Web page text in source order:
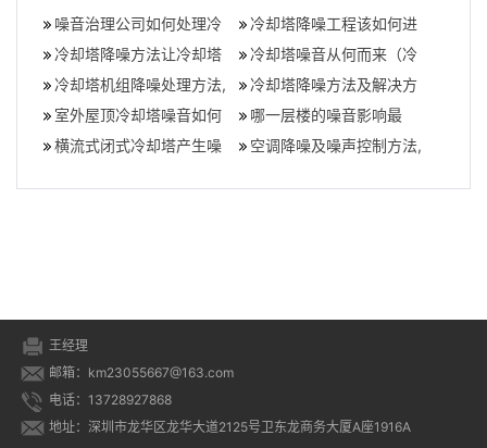
噪音治理公司如何处理冷
却塔噪音大（冷却塔噪音
治理小窍门）,噪
冷却塔降噪工程该如何进
行？,冷却塔怎么降噪
冷却塔降噪方法让冷却塔
“安静”？,静凉冷却塔
冷却塔噪音从何而来（冷
却塔噪音治理解决方案）,
大型冷却塔噪声
冷却塔机组降噪处理方法,
冷却塔隔音降噪公司
冷却塔降噪方法及解决方
案介绍,冷却塔降噪工程
室外屋顶冷却塔噪音如何
处理？,户外​屋顶冷却塔出
哪一层楼的噪音影响最
大？噪音对不同楼层有何
横流式闭式冷却塔产生噪
空调降噪及噪声控制方法,
王经理
邮箱：km23055667@163.com
电话：13728927868
地址：深圳市龙华区龙华大道2125号卫东龙商务大厦A座1916A